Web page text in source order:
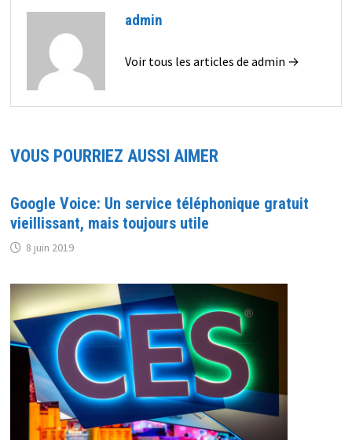
admin
Voir tous les articles de admin →
VOUS POURRIEZ AUSSI AIMER
Google Voice: Un service téléphonique gratuit
vieillissant, mais toujours utile
8 juin 2019